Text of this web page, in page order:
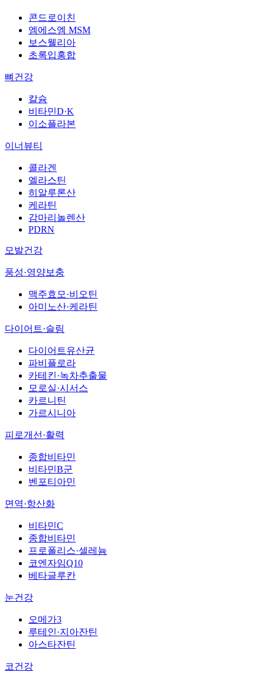
콘드로이친
엠에스엠 MSM
보스웰리아
초록입홍합
뼈건강
칼슘
비타민D·K
이소플라본
이너뷰티
콜라겐
엘라스틴
히알루론산
케라틴
감마리놀렌산
PDRN
모발건강
풍성·영양보충
맥주효모·비오틴
아미노산·케라틴
다이어트·슬림
다이어트유산균
파비플로라
카테킨·녹차추출물
모로실·시서스
카르니틴
가르시니아
피로개선·활력
종합비타민
비타민B군
벤포티아민
면역·항산화
비타민C
종합비타민
프로폴리스·셀레늄
코엔자임Q10
베타글루칸
눈건강
오메가3
루테인·지아잔틴
아스타잔틴
코건강